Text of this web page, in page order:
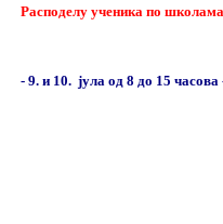
Расподелу ученика по школама
- 9. и 10. јула од 8 до 15